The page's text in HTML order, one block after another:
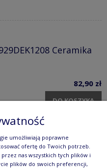
Ceramika
82,90 zł
DO KOSZYKA
umożliwiają poprawne
ofertę do Twoich potrzeb.
nas wszystkich tych plików i
plików do swoich preferencji,